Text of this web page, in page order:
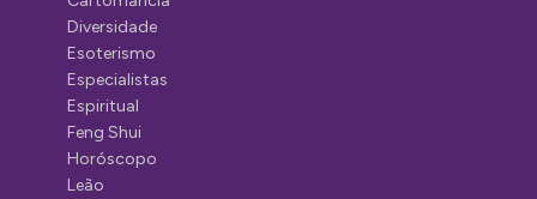
Diversidade
Esoterismo
Especialistas
Espiritual
Feng Shui
Horóscopo
Leão